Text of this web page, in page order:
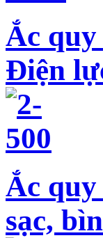
Ắc
Điện
Ắc quy
sạc,